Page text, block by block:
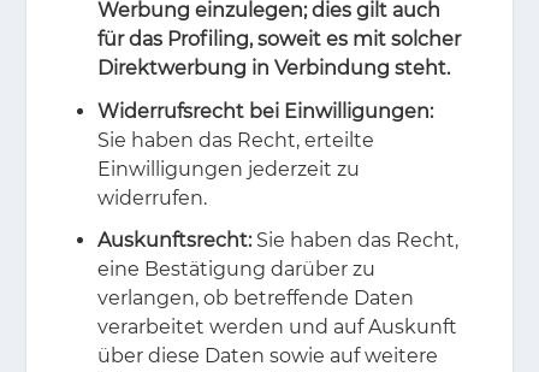
Werbung einzulegen; dies gilt auch
für das Profiling, soweit es mit solcher
Direktwerbung in Verbindung steht.
Widerrufsrecht bei Einwilligungen:
Sie haben das Recht, erteilte
Einwilligungen jederzeit zu
widerrufen.
Auskunftsrecht:Sie haben das Recht,
eine Bestätigung darüber zu
verlangen, ob betreffende Daten
verarbeitet werden und auf Auskunft
über diese Daten sowie auf weitere